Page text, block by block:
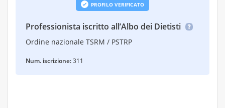
PROFILO VERIFICATO
Professionista iscritto all’Albo dei Dietisti
Ordine nazionale TSRM / PSTRP
Num. iscrizione:311